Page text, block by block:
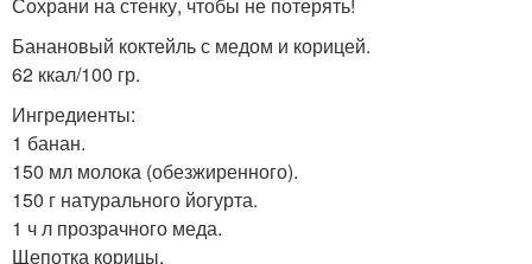
Банановый коктейль с медом и корицей.
62 ккал/100 гр.
Ингредиенты:
1 банан.
150 мл молока (обезжиренного).
150 г натурального йогурта.
1 ч л прозрачного меда.
Щепотка корицы.